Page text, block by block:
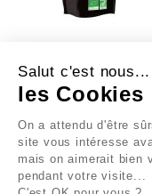
Salut c'est nous...
les Cookies
On a attendu d'être
site vous intéresse
mais on aimerait bien
pendant votre visite...
PREMIUM
8,99 €